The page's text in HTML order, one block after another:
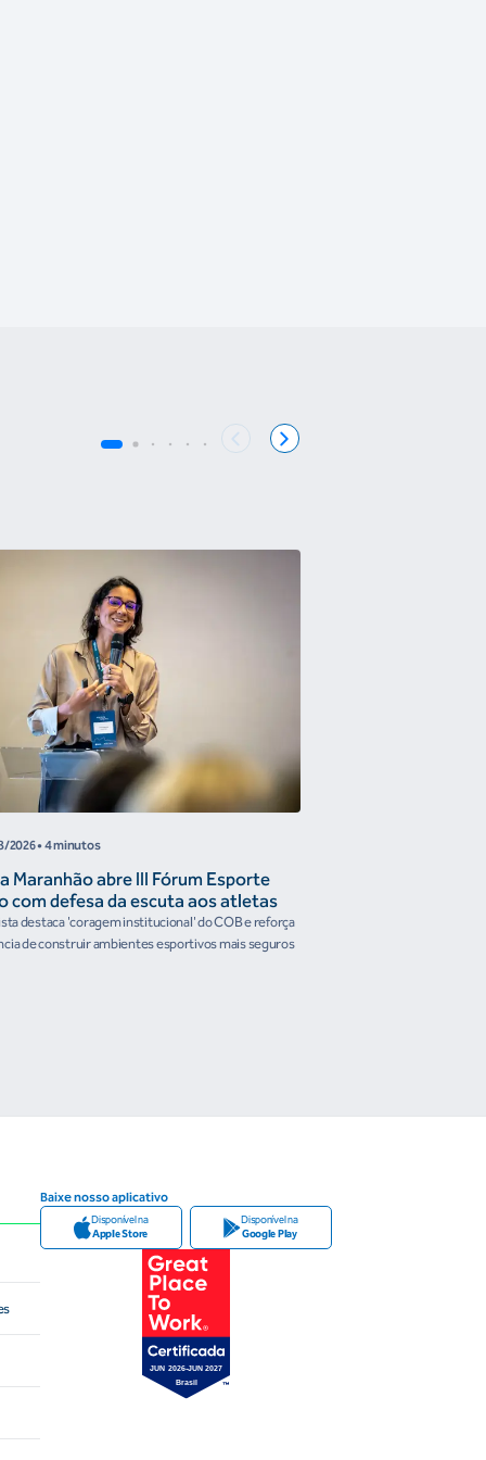
2026• 4 minutos
Maranhão abre III Fórum Esporte
com defesa da escuta aos atletas
destaca 'coragem institucional' do COB e reforça
de construir ambientes esportivos mais seguros
Baixe nosso aplicativo
Disponível na
Apple Store
Disponível na
Google Play